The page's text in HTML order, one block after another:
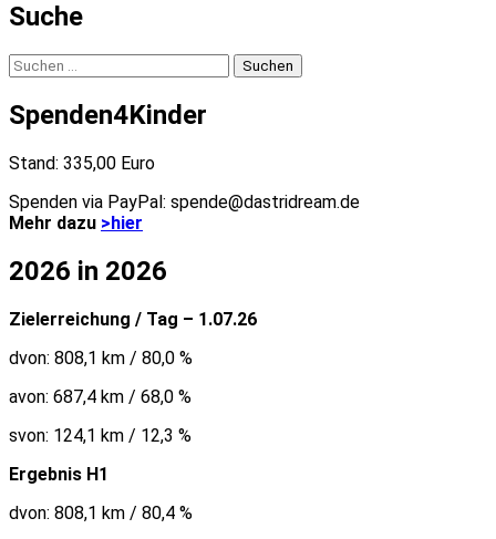
Suche
Suchen
nach:
Spenden4Kinder
Stand: 335,00 Euro
Spenden via PayPal: spende@dastridream.de
Mehr dazu >hier
2026 in 2026
Zielerreichung / Tag – 1.07.26
dvon: 808,1 km / 80,0 %
avon: 687,4 km / 68,0 %
svon: 124,1 km / 12,3 %
Ergebnis H1
dvon: 808,1 km / 80,4 %